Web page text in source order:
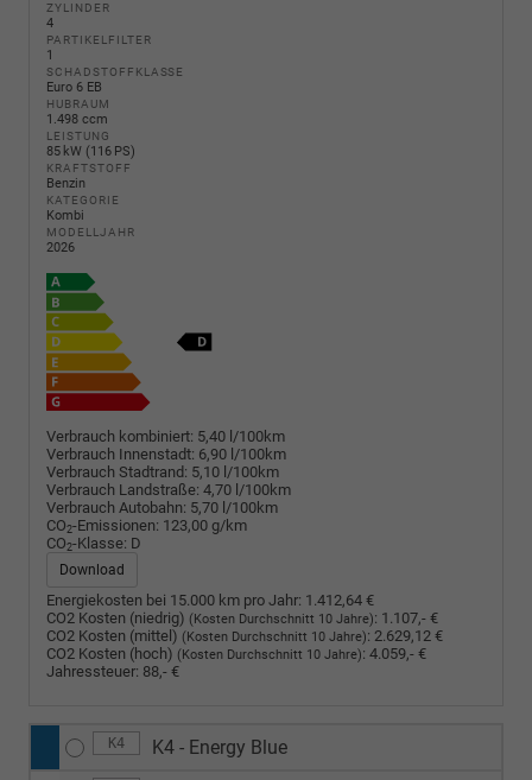
ZYLINDER
4
PARTIKELFILTER
1
SCHADSTOFFKLASSE
Euro 6 EB
HUBRAUM
1.498 ccm
LEISTUNG
85 kW (116 PS)
KRAFTSTOFF
Benzin
KATEGORIE
Kombi
MODELLJAHR
2026
Verbrauch kombiniert: 5,40 l/100km
Verbrauch Innenstadt: 6,90 l/100km
Verbrauch Stadtrand: 5,10 l/100km
Verbrauch Landstraße: 4,70 l/100km
Verbrauch Autobahn: 5,70 l/100km
CO2-Emissionen: 123,00 g/km
CO2-Klasse: D
Download
Energiekosten bei 15.000 km pro Jahr: 1.412,64 €
CO2 Kosten (niedrig) (Kosten Durchschnitt 10 Jahre): 1.107,- €
CO2 Kosten (mittel) (Kosten Durchschnitt 10 Jahre): 2.629,12 €
CO2 Kosten (hoch) (Kosten Durchschnitt 10 Jahre): 4.059,- €
Jahressteuer: 88,- €
K4 K4 - Energy Blue